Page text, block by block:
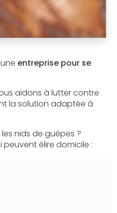
entreprise pour se
aidons à lutter contre
la solution adaptée à
nids de guêpes ?
élire domicile :